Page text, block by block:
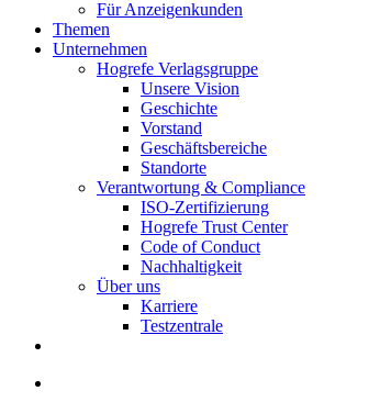
Für Anzeigenkunden
Themen
Unternehmen
Hogrefe Verlagsgruppe
Unsere Vision
Geschichte
Vorstand
Geschäftsbereiche
Standorte
Verantwortung & Compliance
ISO-Zertifizierung
Hogrefe Trust Center
Code of Conduct
Nachhaltigkeit
Über uns
Karriere
Testzentrale